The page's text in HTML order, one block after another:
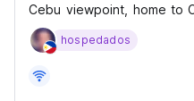
Cebu viewpoint, home to
views of the tri-cities and
landscape. Right outside
hospedados